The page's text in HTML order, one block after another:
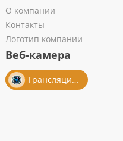
О компании
Контакты
Логотип компании
Веб-камера
Трансляция из салона